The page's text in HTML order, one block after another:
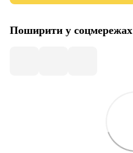
Поширити у соцмережах